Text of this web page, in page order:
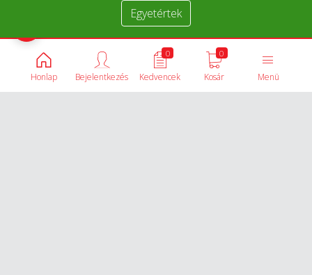
Egyetértek
Honlap Menü
0
Kosár
0
Kedvencek
Bejelentkezés
Termékek összehasonlítása